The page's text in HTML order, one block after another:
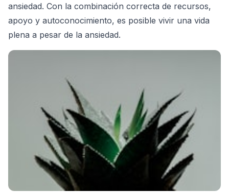
ansiedad. Con la combinación correcta de recursos,
apoyo y autoconocimiento, es posible vivir una vida
plena a pesar de la ansiedad.